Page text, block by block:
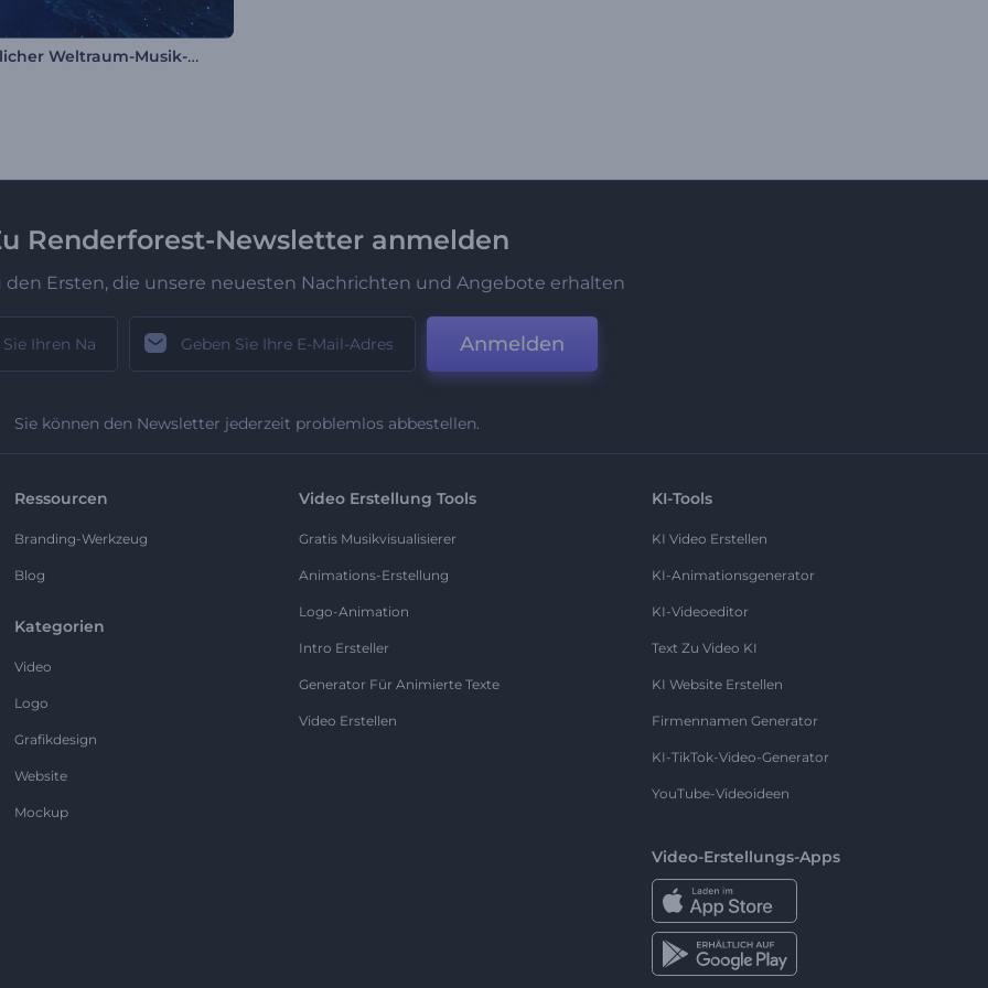
Unendlicher Weltraum-Musik-Visualizer
Renderforest-Newsletter anmelden
den Ersten, die unsere neuesten Nachrichten und Angebote erhalten
Anmelden
Sie können den Newsletter jederzeit problemlos abbestellen.
Ressourcen
Branding-Werkzeug
Blog
Kategorien
Video
Logo
Grafikdesign
Website
Mockup
Video Erstellung Tools
Gratis Musikvisualisierer
Animations-Erstellung
Logo-Animation
Intro Ersteller
Generator Für Animierte Texte
Video Erstellen
KI-Tools
KI Video Erstellen
KI-Animationsgenerator
KI-Videoeditor
Text Zu Video KI
KI Website Erstellen
Firmennamen Generator
KI-TikTok-Video-Generator
YouTube-Videoideen
Video-Erstellungs-Apps